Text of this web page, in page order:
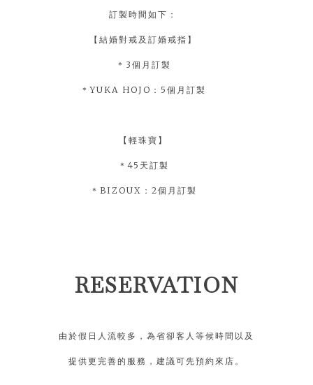
訂製時間如下：
【結婚對戒及訂婚戒指】
＊3個月訂製
＊YUKA HOJO：5個月訂製
【輕珠寶】
＊45天訂製
＊BIZOUX：2個月訂製
RESERVATION
由於假日人流較多，為省卻客人等候時間以及
提供更完善的服務，建議可先預約來店。